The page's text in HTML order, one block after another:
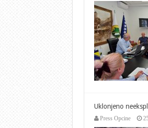
Uklonjeno
Press Opcine